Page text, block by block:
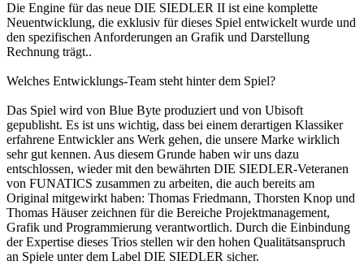
Die Engine für das neue DIE SIEDLER II ist eine komplette
Neuentwicklung, die exklusiv für dieses Spiel entwickelt wurde und
den spezifischen Anforderungen an Grafik und Darstellung
Rechnung trägt..
Welches Entwicklungs-Team steht hinter dem Spiel?
Das Spiel wird von Blue Byte produziert und von Ubisoft
gepublisht. Es ist uns wichtig, dass bei einem derartigen Klassiker
erfahrene Entwickler ans Werk gehen, die unsere Marke wirklich
sehr gut kennen. Aus diesem Grunde haben wir uns dazu
entschlossen, wieder mit den bewährten DIE SIEDLER-Veteranen
von FUNATICS zusammen zu arbeiten, die auch bereits am
Original mitgewirkt haben: Thomas Friedmann, Thorsten Knop und
Thomas Häuser zeichnen für die Bereiche Projektmanagement,
Grafik und Programmierung verantwortlich. Durch die Einbindung
der Expertise dieses Trios stellen wir den hohen Qualitätsanspruch
an Spiele unter dem Label DIE SIEDLER sicher.